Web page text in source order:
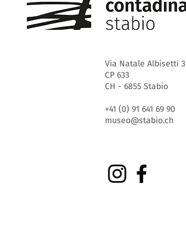
Via Natale Albisetti 3
CP 633
CH - 6855 Stabio
+41 (0) 91 641 69 90
museo@stabio.ch